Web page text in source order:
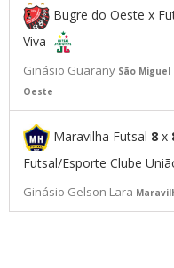
Bugre do Oeste x
Viva
Ginásio Guarany São Miguel
Oeste
Maravilha Futsal 8 x
Futsal/Esporte Clube
Ginásio Gelson Lara